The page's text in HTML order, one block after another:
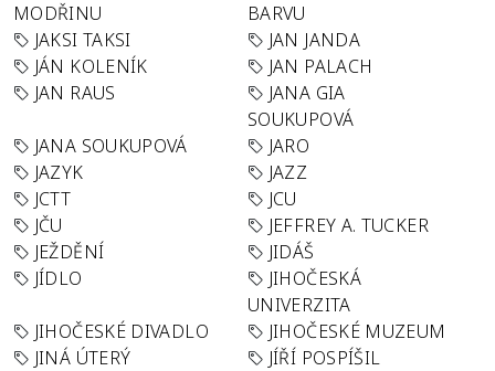
MODŘINU
BARVU
JAKSI TAKSI
JAN JANDA
JÁN KOLENÍK
JAN PALACH
JAN RAUS
JANA GIA
SOUKUPOVÁ
JANA SOUKUPOVÁ
JARO
JAZYK
JAZZ
JCTT
JCU
JČU
JEFFREY A. TUCKER
JEŽDĚNÍ
JIDÁŠ
JÍDLO
JIHOČESKÁ
UNIVERZITA
JIHOČESKÉ DIVADLO
JIHOČESKÉ MUZEUM
JINÁ ÚTERÝ
JÍŘÍ POSPÍŠIL